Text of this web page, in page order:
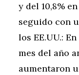
y del 10,8%
seguido con
los EE.UU.:
mes del año
aumentaron